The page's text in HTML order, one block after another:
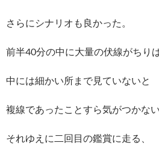
さらにシナリオも良かった。
前半40分の中に大量の伏線がちり
中には細かい所まで見ていないと
複線であったことすら気がつかない
それゆえに二回目の鑑賞に走る、